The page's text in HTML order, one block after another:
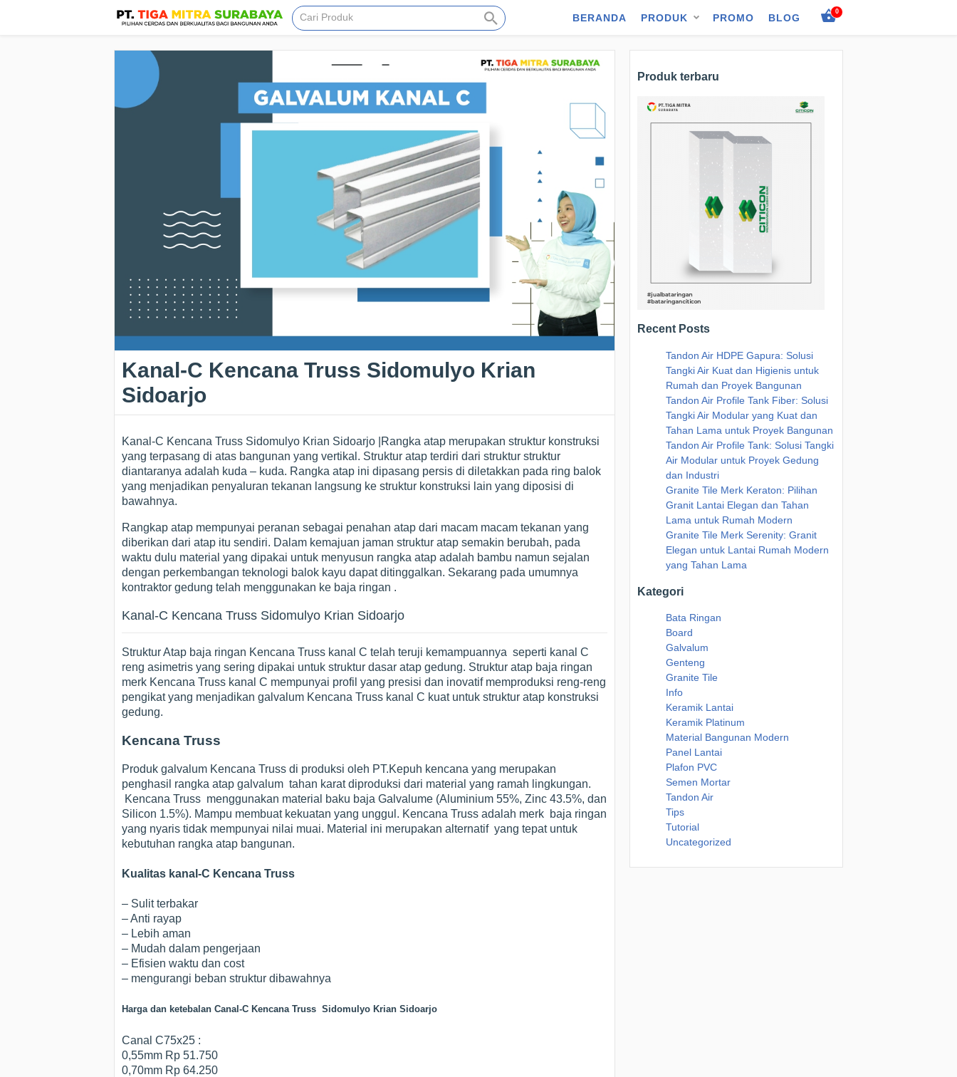
0
BERANDA PRODUK PROMO BLOG
Kanal-C Kencana Truss Sidomulyo Krian
Sidoarjo
Kanal-C Kencana Truss Sidomulyo Krian Sidoarjo |Rangka atap merupakan struktur konstruksi
yang terpasang di atas bangunan yang vertikal. Struktur atap terdiri dari struktur struktur
diantaranya adalah kuda – kuda. Rangka atap ini dipasang persis di diletakkan pada ring balok
yang menjadikan penyaluran tekanan langsung ke struktur konstruksi lain yang diposisi di
bawahnya.
Rangkap atap mempunyai peranan sebagai penahan atap dari macam macam tekanan yang
diberikan dari atap itu sendiri. Dalam kemajuan jaman struktur atap semakin berubah, pada
waktu dulu material yang dipakai untuk menyusun rangka atap adalah bambu namun sejalan
dengan perkembangan teknologi balok kayu dapat ditinggalkan. Sekarang pada umumnya
kontraktor gedung telah menggunakan ke baja ringan .
Kanal-C Kencana Truss Sidomulyo Krian Sidoarjo
Struktur Atap baja ringan Kencana Truss kanal C telah teruji kemampuannya seperti kanal C
reng asimetris yang sering dipakai untuk struktur dasar atap gedung. Struktur atap baja ringan
merk Kencana Truss kanal C mempunyai profil yang presisi dan inovatif memproduksi reng-reng
pengikat yang menjadikan galvalum Kencana Truss kanal C kuat untuk struktur atap konstruksi
gedung.
Kencana Truss
Produk galvalum Kencana Truss di produksi oleh PT.Kepuh kencana yang merupakan
penghasil rangka atap galvalum tahan karat diproduksi dari material yang ramah lingkungan.
Kencana Truss menggunakan material baku baja Galvalume (Aluminium 55%, Zinc 43.5%, dan
Silicon 1.5%). Mampu membuat kekuatan yang unggul. Kencana Truss adalah merk baja ringan
yang nyaris tidak mempunyai nilai muai. Material ini merupakan alternatif yang tepat untuk
kebutuhan rangka atap bangunan.
Kualitas kanal-C Kencana Truss
– Sulit terbakar
– Anti rayap
– Lebih aman
– Mudah dalam pengerjaan
– Efisien waktu dan cost
– mengurangi beban struktur dibawahnya
Harga dan ketebalan Canal-C Kencana Truss Sidomulyo Krian Sidoarjo
Canal C75x25 :
0,55mm Rp 51.750
0,70mm Rp 64.250
Produk terbaru
Recent Posts
Tandon Air HDPE Gapura: Solusi
Tangki Air Kuat dan Higienis untuk
Rumah dan Proyek Bangunan
Tandon Air Profile Tank Fiber: Solusi
Tangki Air Modular yang Kuat dan
Tahan Lama untuk Proyek Bangunan
Tandon Air Profile Tank: Solusi Tangki
Air Modular untuk Proyek Gedung
dan Industri
Granite Tile Merk Keraton: Pilihan
Granit Lantai Elegan dan Tahan
Lama untuk Rumah Modern
Granite Tile Merk Serenity: Granit
Elegan untuk Lantai Rumah Modern
yang Tahan Lama
Kategori
Bata Ringan
Board
Galvalum
Genteng
Granite Tile
Info
Keramik Lantai
Keramik Platinum
Material Bangunan Modern
Panel Lantai
Plafon PVC
Semen Mortar
Tandon Air
Tips
Tutorial
Uncategorized